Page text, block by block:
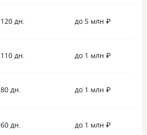
120 дн. до 5 млн ₽
110 дн. до 1 млн ₽
80 дн. до 1 млн ₽
60 дн. до 1 млн ₽